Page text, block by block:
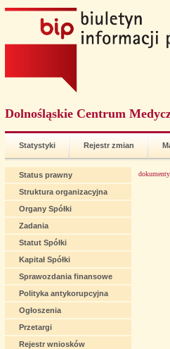
Dolnośląskie Centrum
Statystyki Rejestr zmian
Status prawny
Struktura organizacyjna
Organy Spółki
Zadania
Statut Spółki
Kapitał Spółki
Sprawozdania finansowe
Polityka antykorupcyjna
Ogłoszenia
Przetargi
Rejestr wniosków